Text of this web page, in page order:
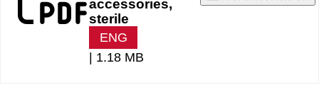
accessories,
sterile
ENG
1.18 MB